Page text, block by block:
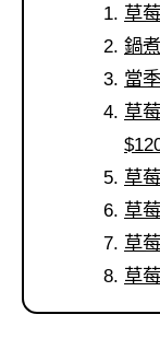
草
鍋
當
草
草
草
草
草